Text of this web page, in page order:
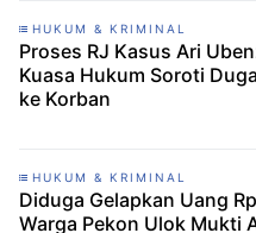
HUKUM & KRIMINAL
Proses RJ Kasus Ari
Kuasa Hukum Soroti
ke Korban
HUKUM & KRIMINAL
Diduga Gelapkan Uang
Warga Pekon Ulok Mukti